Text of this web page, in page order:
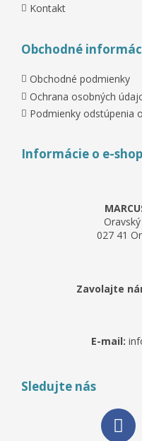
Kontakt
Obchodné
Obchodné podmienky
Ochrana osobných
Podmienky odstúpenia
Informácie o e-
027 41
Zavolajte
E-mail:
Sledujte nás